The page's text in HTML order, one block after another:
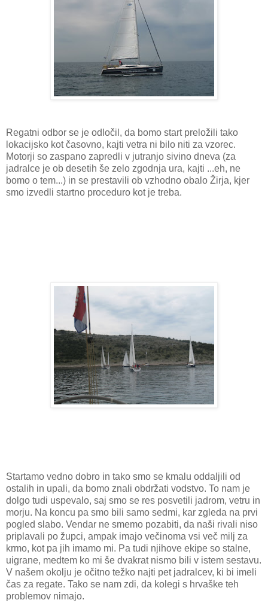
Regatni odbor se je odločil, da bomo start preložili tako
lokacijsko kot časovno, kajti vetra ni bilo niti za vzorec.
Motorji so zaspano zapredli v jutranjo sivino dneva (za
jadralce je ob desetih še zelo zgodnja ura, kajti ...eh, ne
bomo o tem...) in se prestavili ob vzhodno obalo Žirja, kjer
smo izvedli startno proceduro kot je treba.
Startamo vedno dobro in tako smo se kmalu oddaljili od
ostalih in upali, da bomo znali obdržati vodstvo. To nam je
dolgo tudi uspevalo, saj smo se res posvetili jadrom, vetru in
morju. Na koncu pa smo bili samo sedmi, kar zgleda na prvi
pogled slabo. Vendar ne smemo pozabiti, da naši rivali niso
priplavali po župci, ampak imajo večinoma vsi več milj za
krmo, kot pa jih imamo mi. Pa tudi njihove ekipe so stalne,
uigrane, medtem ko mi še dvakrat nismo bili v istem sestavu.
V našem okolju je očitno težko najti pet jadralcev, ki bi imeli
čas za regate. Tako se nam zdi, da kolegi s hrvaške teh
problemov nimajo.